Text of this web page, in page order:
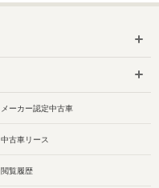
メーカー認定中古車
中古車リース
閲覧履歴